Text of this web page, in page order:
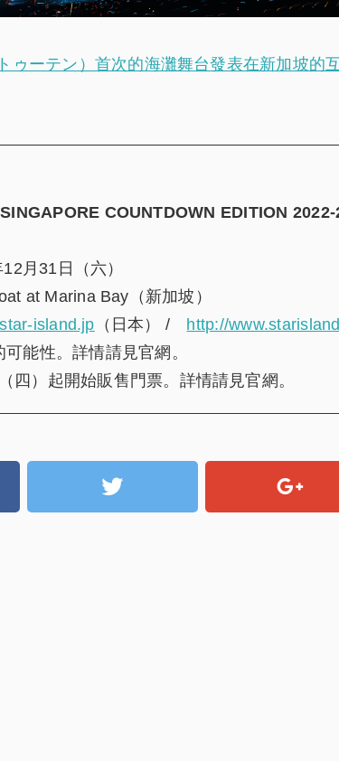
ゥーテン）首次的海灘舞台發表在新加坡的
COUNTDOWN EDITION 2022-
月31日（六）
at Marina Bay（新加坡）
island.jp （日本） / http://
能性。詳情請見官網。
四）起開始販售門票。詳情請見官網。